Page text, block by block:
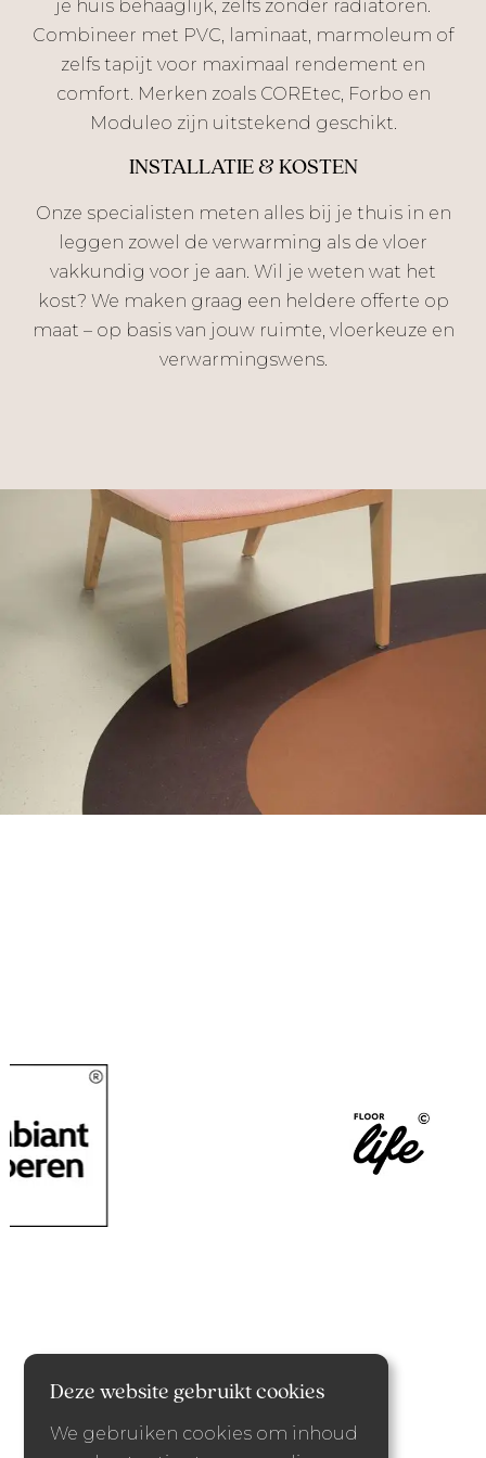
je huis behaaglijk, zelfs zonder radiatoren.
Combineer met PVC, laminaat, marmoleum of
zelfs tapijt voor maximaal rendement en
comfort. Merken zoals COREtec, Forbo en
Moduleo zijn uitstekend geschikt.
INSTALLATIE & KOSTEN
Onze specialisten meten alles bij je thuis in en
leggen zowel de verwarming als de vloer
vakkundig voor je aan. Wil je weten wat het
kost? We maken graag een heldere offerte op
maat – op basis van jouw ruimte, vloerkeuze en
verwarmingswens.
Deze website gebruikt cookies
We gebruiken cookies om inhoud